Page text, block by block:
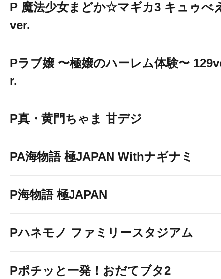
P 魔法少女まどか☆マギカ3 キュゥべ
ver.
Pラブ嬢 〜極嬢のハーレム体験〜
r.
P真・黄門ちゃま 甘デジ
PA海物語 極JAPAN Withナギナミ
P海物語 極JAPAN
Pハネモノ ファミリースタジアム
Pポチッと一発！おだてブタ2